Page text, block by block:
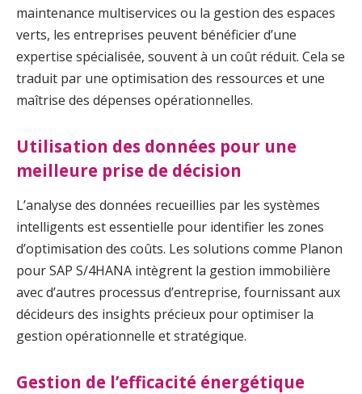
maintenance multiservices ou la gestion des espaces
verts, les entreprises peuvent bénéficier d’une
expertise spécialisée, souvent à un coût réduit. Cela se
traduit par une optimisation des ressources et une
maîtrise des dépenses opérationnelles.
Utilisation des données pour une
meilleure prise de décision
L’analyse des données recueillies par les systèmes
intelligents est essentielle pour identifier les zones
d’optimisation des coûts. Les solutions comme Planon
pour SAP S/4HANA intègrent la gestion immobilière
avec d’autres processus d’entreprise, fournissant aux
décideurs des insights précieux pour optimiser la
gestion opérationnelle et stratégique.
Gestion de l’efficacité énergétique